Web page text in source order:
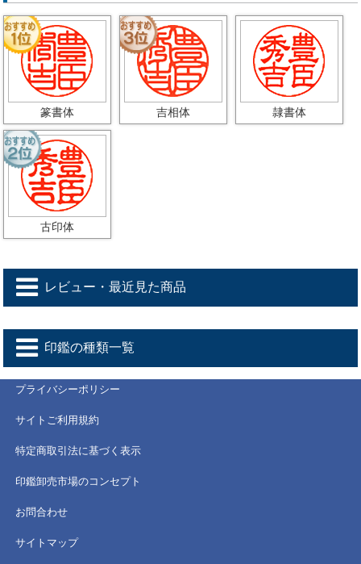
篆書体 吉相体 隷書体
古印体
レビュー・最近見た商品
印鑑の種類一覧
プライバシーポリシー
サイトご利用規約
特定商取引法に基づく表示
印鑑卸売市場のコンセプト
お問合わせ
サイトマップ